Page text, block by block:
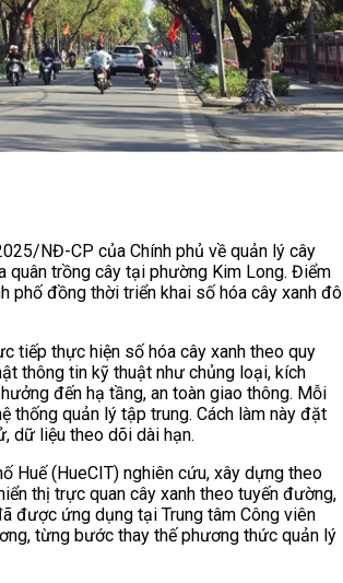
NĐ-CP của Chính phủ về quản lý cây
quân trồng cây tại phường Kim Long. Điểm
phố đồng thời triển khai số hóa cây xanh đô
tiếp thực hiện số hóa cây xanh theo quy
thông tin kỹ thuật như chủng loại, kích
đến hạ tầng, an toàn giao thông. Mỗi
thống quản lý tập trung. Cách làm này đặt
dữ liệu theo dõi dài hạn.
Huế (HueCIT) nghiên cứu, xây dựng theo
thị trực quan cây xanh theo tuyến đường,
được ứng dụng tại Trung tâm Công viên
từng bước thay thế phương thức quản lý